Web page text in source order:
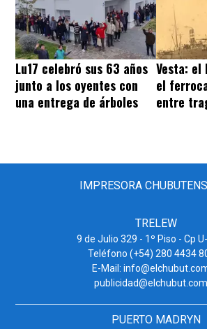
Lu17 celebró sus 63 años
junto a los oyentes con
una entrega de árboles
Vesta: el
el
entre
IMPRESORA
TRELEW
9 de Julio 329 - 1º Piso - Cp
Teléfono (+54) 280 4434
E-Mail:
PUERTO MADRYN